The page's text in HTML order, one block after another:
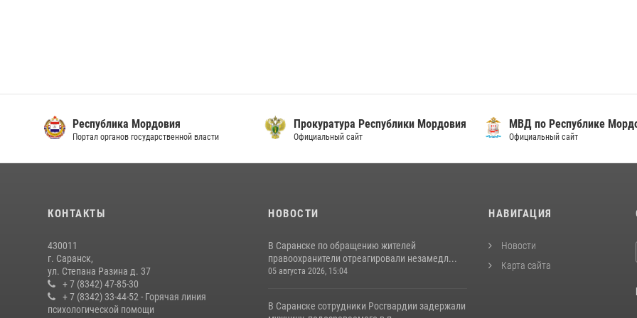
Республика Мордовия
Портал органов государственной власти
Прокуратура Республики Мордовия
Официальный сайт
МВД по Республике
Официальный сайт
КОНТАКТЫ
430011
г. Саранск,
ул. Степана Разина д. 37
+ 7 (8342) 47-85-30
+ 7 (8342) 33-44-52 - Горячая линия
психологической помощи
НОВОСТИ
В Саранске по обращению жителей
правоохранители отреагировали незамедл...
05 августа 2026, 15:04
В Саранске сотрудники Росгвардии задержали
НАВИГАЦИЯ
Новости
Карта сайта